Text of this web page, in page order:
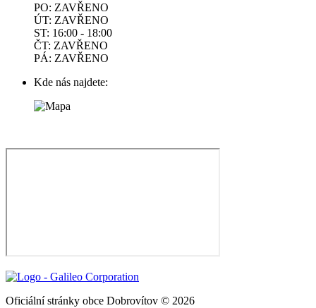
PO: ZAVŘENO
ÚT: ZAVŘENO
ST: 16:00 - 18:00
ČT: ZAVŘENO
PÁ: ZAVŘENO
Kde nás najdete:
Oficiální stránky obce Dobrovítov © 2026